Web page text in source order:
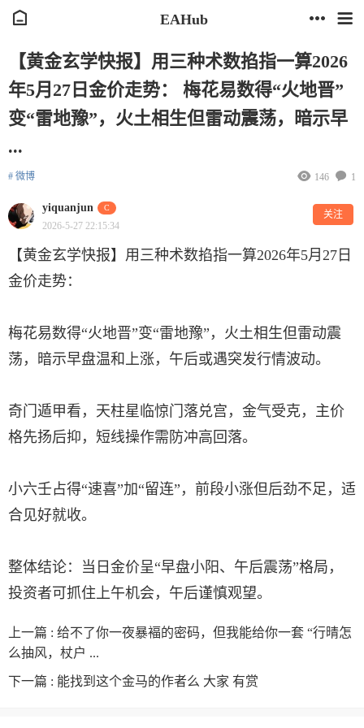
EAHub
【黄金玄学快报】用三种术数掐指一算2026
年5月27日金价走势： 梅花易数得“火地晋”
变“雷地豫”，火土相生但雷动震荡，暗示早
...
# 微博 1
146
yiquanjun C
2026-5-27 22:15:34
关注
【黄金玄学快报】用三种术数掐指一算2026年5月27日
金价走势：
梅花易数得“火地晋”变“雷地豫”，火土相生但雷动震
荡，暗示早盘温和上涨，午后或遇突发行情波动。
奇门遁甲看，天柱星临惊门落兑宫，金气受克，主价
格先扬后抑，短线操作需防冲高回落。
小六壬占得“速喜”加“留连”，前段小涨但后劲不足，适
合见好就收。
整体结论：当日金价呈“早盘小阳、午后震荡”格局，
投资者可抓住上午机会，午后谨慎观望。
上一篇 : 给不了你一夜暴褔的密码，但我能给你一套 “行晴怎
么抽风，杖户 ...
下一篇 : 能找到这个金马的作者么 大家 有赏